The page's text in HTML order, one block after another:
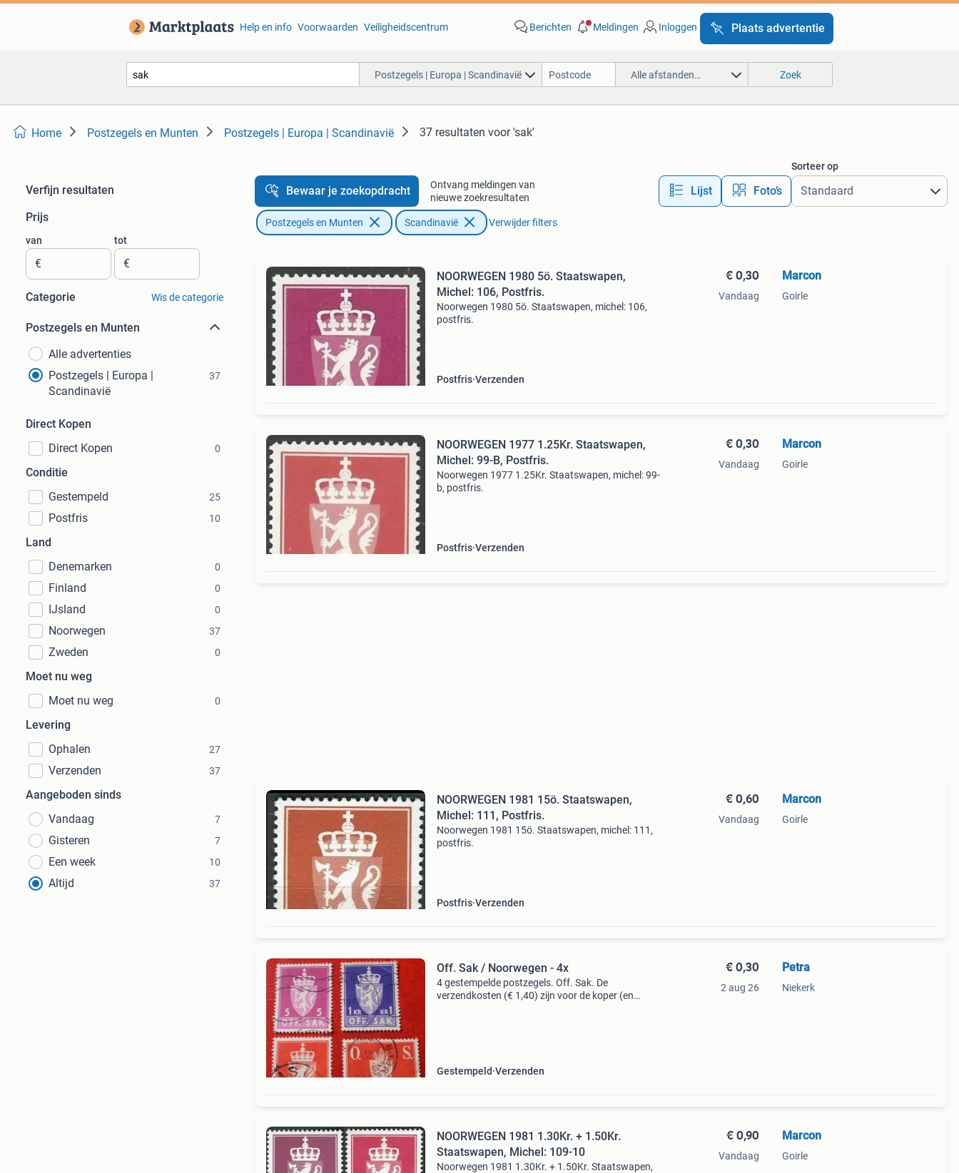
Help en info Voorwaarden Veiligheidscentrum Berichten Meldingen Inloggen Plaats advertentie
Postzegels | Europa | Scandinavië Alle afstanden… Zoek
Home Postzegels en Munten Postzegels | Europa | Scandinavië 37 resultaten voor 'sak'
Verfijn resultaten
Prijs
van
€
tot
€
Categorie Wis de categorie
Postzegels en Munten
Alle advertenties
Postzegels | Europa |
Scandinavië
37
Direct Kopen
Direct Kopen
0
Conditie
Gestempeld
25
Postfris 10
Land
Denemarken
0
Finland 0
IJsland 0
Noorwegen 37
Zweden 0
Moet nu weg
Moet nu weg
0
Levering
Ophalen
27
Verzenden 37
Aangeboden sinds
Vandaag
7
Gisteren 7
Een week 10
Altijd 37
Bewaar je zoekopdracht
Ontvang meldingen van
nieuwe zoekresultaten
Lijst Foto’s
Sorteer op
Postzegels en Munten Scandinavië Verwijder filters
NOORWEGEN 1980 5ö. Staatswapen,
Michel: 106, Postfris.
Noorwegen 1980 5ö. Staatswapen, michel: 106,
postfris.
Postfris Verzenden
€ 0,30
Vandaag
Marcon
Goirle
NOORWEGEN 1977 1.25Kr. Staatswapen,
Michel: 99-B, Postfris.
Noorwegen 1977 1.25Kr. Staatswapen, michel: 99-
b, postfris.
Postfris Verzenden
€ 0,30
Vandaag
Marcon
Goirle
NOORWEGEN 1981 15ö. Staatswapen,
Michel: 111, Postfris.
Noorwegen 1981 15ö. Staatswapen, michel: 111,
postfris.
Postfris Verzenden
€ 0,60
Vandaag
Marcon
Goirle
Off. Sak / Noorwegen - 4x
4 gestempelde postzegels. Off. Sak. De
verzendkosten (€ 1,40) zijn voor de koper (en
Gestempeld Verzenden
€ 0,30
2 aug 26
Petra
Niekerk
NOORWEGEN 1981 1.30Kr. + 1.50Kr.
Staatswapen, Michel: 109-10
Noorwegen 1981 1.30Kr. + 1.50Kr. Staatswapen,
€ 0,90
Vandaag
Marcon
Goirle